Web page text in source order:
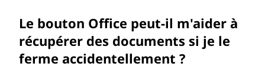
Le bouton Office peut-il m'aider à
récupérer des documents si je le
ferme accidentellement ?